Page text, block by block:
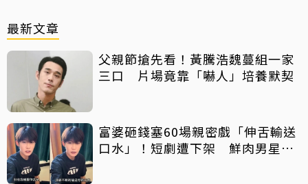
最新文章
父親節搶先看！黃騰浩魏蔓組一家
三口 片場竟靠「嚇人」培養默契
富婆砸錢塞60場親密戲「伸舌輸送
口水」！短劇遭下架 鮮肉男星吐